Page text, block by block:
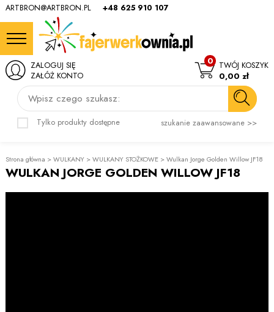
ARTBRON@ARTBRON.PL +48 625 910 107
Wpisz czego szukasz:
Tylko produkty dostępne szukanie zaawansowane >>
ZALOGUJ SIĘ
ZAŁÓŻ KONTO
TWÓJ KOSZYK
0
0,00 zł
Strona główna >WULKANY >WULKANY STOŻKOWE >Wulkan Jorge Golden Willow JF18
WULKAN JORGE GOLDEN WILLOW JF18